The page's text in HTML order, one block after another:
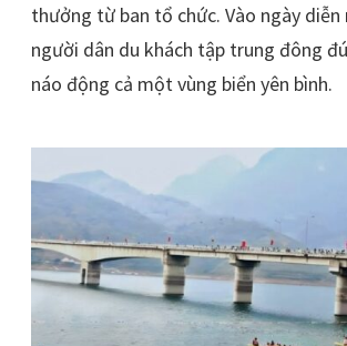
thưởng từ ban tổ chức. Vào ngày diễn
người dân du khách tập trung đông
náo động cả một vùng biển yên bình.